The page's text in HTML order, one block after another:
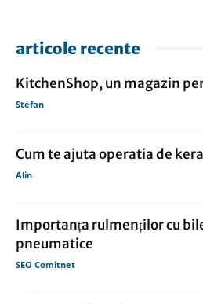
articole recente
KitchenShop, un magazin
Stefan
Cum te ajuta operatia de
Alin
Importanța rulmenților cu
pneumatice
SEO Comitnet